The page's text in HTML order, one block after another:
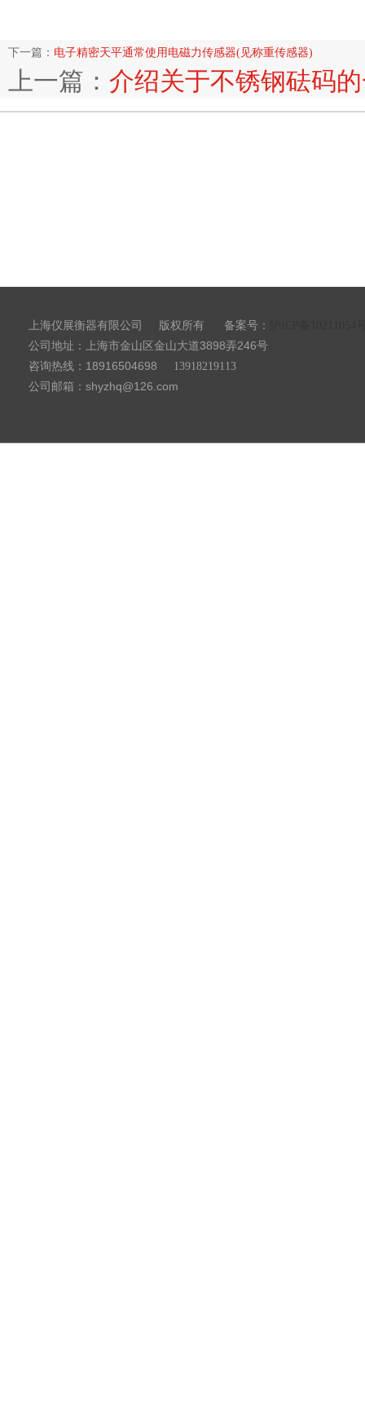
下一篇： 电子精密天平通常使用电磁力传感器(见称重传感器)
上一篇： 介绍关于不锈钢砝码
上海仪展衡器有限公司 版权所有 备案号：
公司地址：上海市金山区金山大道3898弄246号
咨询热线：18916504698
13918219113
公司邮箱：shyzhq@126.com